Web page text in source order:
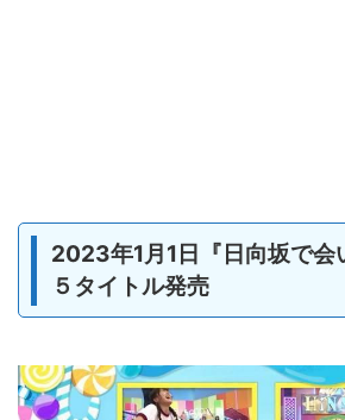
2023年1月1日『日向坂で会
５タイトル発売